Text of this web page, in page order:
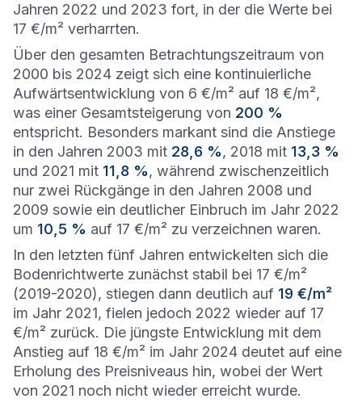
Jahren 2022 und 2023 fort, in der die Werte bei
17 €/m² verharrten.
Über den gesamten Betrachtungszeitraum von
2000 bis 2024 zeigt sich eine kontinuierliche
Aufwärtsentwicklung von 6 €/m² auf 18 €/m²,
was einer Gesamtsteigerung von 200 %
entspricht. Besonders markant sind die Anstiege
in den Jahren 2003 mit 28,6 %, 2018 mit 13,3 %
und 2021 mit 11,8 %, während zwischenzeitlich
nur zwei Rückgänge in den Jahren 2008 und
2009 sowie ein deutlicher Einbruch im Jahr 2022
um 10,5 % auf 17 €/m² zu verzeichnen waren.
In den letzten fünf Jahren entwickelten sich die
Bodenrichtwerte zunächst stabil bei 17 €/m²
(2019-2020), stiegen dann deutlich auf 19 €/m²
im Jahr 2021, fielen jedoch 2022 wieder auf 17
€/m² zurück. Die jüngste Entwicklung mit dem
Anstieg auf 18 €/m² im Jahr 2024 deutet auf eine
Erholung des Preisniveaus hin, wobei der Wert
von 2021 noch nicht wieder erreicht wurde.